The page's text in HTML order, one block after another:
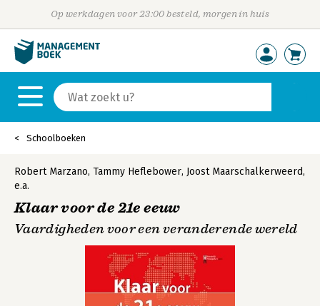
Op werkdagen voor 23:00 besteld, morgen in huis
Schoolboeken
Robert Marzano, Tammy Heflebower, Joost Maarschalkerweerd,
e.a.
Klaar voor de 21e eeuw
Vaardigheden voor een veranderende wereld